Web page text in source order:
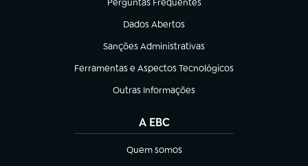
Perguntas Frequentes
(abre em nova aba)
Dados Abertos
(abre em nova aba)
Sanções Administrativas
(abre em nova aba)
Ferramentas e Aspectos Tecnológicos
(abre em nova aba)
Outras Informações
(abre em nova aba)
A EBC
Quem somos
(abre em nova aba)